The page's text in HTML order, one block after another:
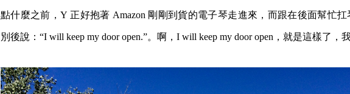
點什麼之前，Y 正好抱著 Amazon 剛剛到貨的電子琴走進來，而跟在後面幫忙
別後說：“I will keep my door open.”。啊，I will keep my door open，就是這樣了，